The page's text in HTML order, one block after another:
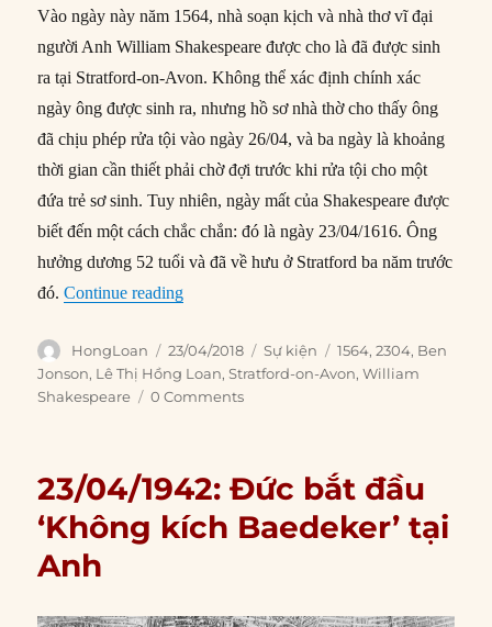
Vào ngày này năm 1564, nhà soạn kịch và nhà thơ vĩ đại
người Anh William Shakespeare được cho là đã được sinh
ra tại Stratford-on-Avon. Không thể xác định chính xác
ngày ông được sinh ra, nhưng hồ sơ nhà thờ cho thấy ông
đã chịu phép rửa tội vào ngày 26/04, và ba ngày là khoảng
thời gian cần thiết phải chờ đợi trước khi rửa tội cho một
đứa trẻ sơ sinh. Tuy nhiên, ngày mất của Shakespeare được
biết đến một cách chắc chắn: đó là ngày 23/04/1616. Ông
hưởng dương 52 tuổi và đã về hưu ở Stratford ba năm trước
đó.Continue reading“23/04/1564: William Shakespeare ra đời”
Author
HongLoan
Posted
on
23/04/2018 Categories
Sự kiện Tags
1564,2304, Ben
Jonson, Lê Thị Hồng Loan,Stratford-on-Avon,William
Shakespeare
0 Comments
23/04/1942: Đức bắt đầu
‘Không kích Baedeker’ tại
Anh